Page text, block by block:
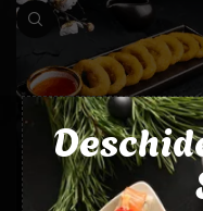
Кольца кальмара
75,00лей